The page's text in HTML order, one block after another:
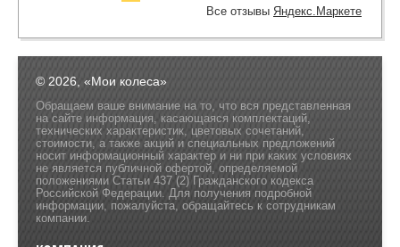
Все отзывы Яндекс.Маркете
© 2026, «Мои колеса»
Обращаем ваше внимание на то, что вся представленная
на сайте информация, касающаяся комплектаций,
технических характеристик, цветовых сочетаний,
стоимости, а также акций и специальных предложений
носит информационный характер и ни при каких условиях
не является публичной офертой, определяемой
положениями Статьи 437 (2) Гражданского кодекса
Российской Федерации. Для получения подробной
информации, пожалуйста, обращайтесь к сотрудникам
компании.